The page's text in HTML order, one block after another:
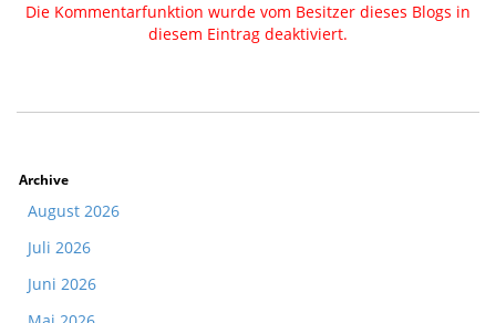
Die Kommentarfunktion wurde vom Besitzer dieses Blogs in
diesem Eintrag deaktiviert.
Archive
August 2026
Juli 2026
Juni 2026